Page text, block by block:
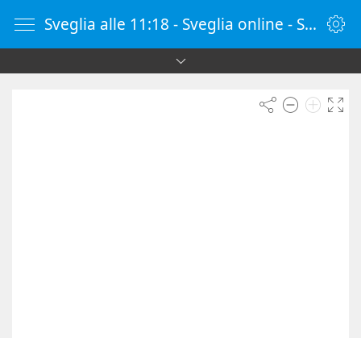
Sveglia alle 11:18 - Sveglia online - SvegliaOnline.it